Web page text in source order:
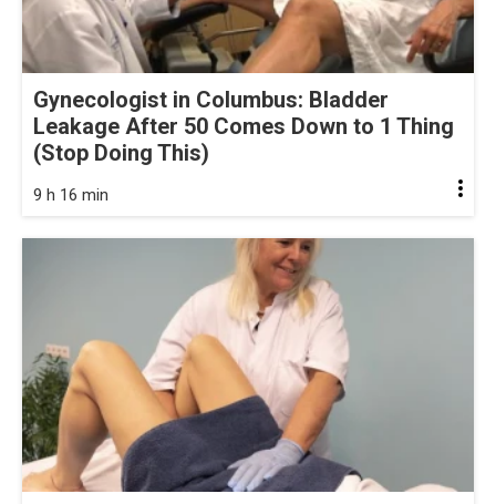
Gynecologist in Columbus: Bladder
Leakage After 50 Comes Down to 1 Thing
(Stop Doing This)
9 h 16 min